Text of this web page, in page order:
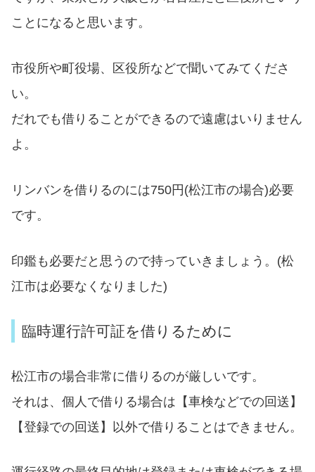
ことになると思います。
市役所や町役場、区役所などで聞いてみてくださ
い。
だれでも借りることができるので遠慮はいりません
よ。
リンバンを借りるのには750円(松江市の場合)必要
です。
印鑑も必要だと思うので持っていきましょう。(松
江市は必要なくなりました)
臨時運行許可証を借りるために
松江市の場合非常に借りるのが厳しいです。
それは、個人で借りる場合は【車検などでの回送】
【登録での回送】以外で借りることはできません。